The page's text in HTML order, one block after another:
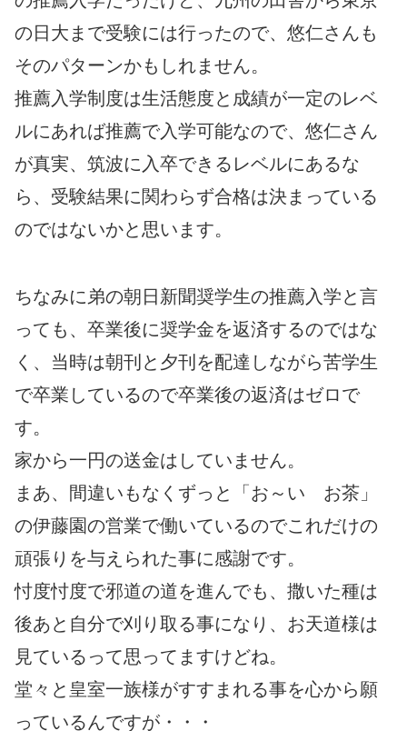
の日大まで受験には行ったので、悠仁さんも
そのパターンかもしれません。
推薦入学制度は生活態度と成績が一定のレベ
ルにあれば推薦で入学可能なので、悠仁さん
が真実、筑波に入卒できるレベルにあるな
ら、受験結果に関わらず合格は決まっている
のではないかと思います。
ちなみに弟の朝日新聞奨学生の推薦入学と言
っても、卒業後に奨学金を返済するのではな
く、当時は朝刊と夕刊を配達しながら苦学生
で卒業しているので卒業後の返済はゼロで
す。
家から一円の送金はしていません。
まあ、間違いもなくずっと「お～い お茶」
の伊藤園の営業で働いているのでこれだけの
頑張りを与えられた事に感謝です。
忖度忖度で邪道の道を進んでも、撒いた種は
後あと自分で刈り取る事になり、お天道様は
見ているって思ってますけどね。
堂々と皇室一族様がすすまれる事を心から願
っているんですが・・・